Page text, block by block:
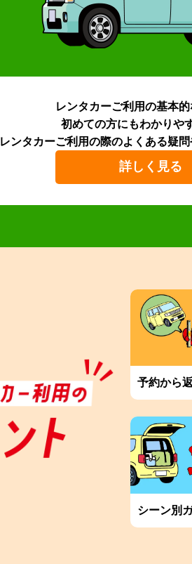
レンタカーご利用の基本
初めての方にもわかりや
レンタカーご利用の際のよくある疑問
詳しく見る
予約から
シーン別